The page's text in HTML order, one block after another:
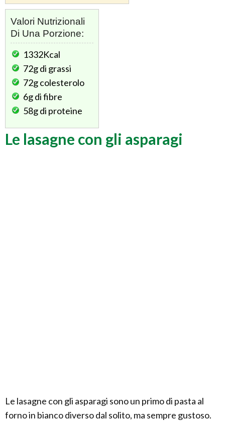
Valori Nutrizionali
Di Una Porzione:
1332Kcal
72gdi grassi
72gcolesterolo
6gdi fibre
58gdi proteine
Le lasagne con gli asparagi
Le lasagne con gli asparagi sono un primo di pasta al
forno in bianco diverso dal solito, ma sempre gustoso.